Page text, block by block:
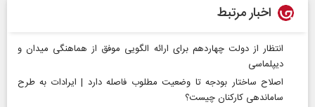
اخبار مرتبط
انتظار از دولت چهاردهم برای ارائه الگویی موفق از هماهنگی میدان و
دیپلماسی
اصلاح ساختار بودجه تا وضعیت مطلوب فاصله دارد | ایرادات به طرح
ساماندهی کارکنان چیست؟